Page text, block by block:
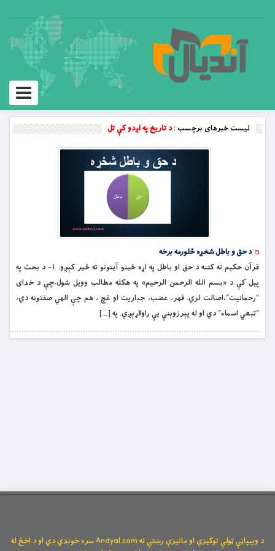
Toggle
لیست خبرهای برچسب :د تاریخ په اږدو کې تل
د حق و باطل شخړه څلورمه برخه
قرآن حکيم ته کتنه د حق او باطل په اړه ځینو آیتونو ته ځیر کېږو: ۱- د بحث په
پیل کې د «بسم الله الرحمن الرحیم» په هکله مطالب وويل شول،چې د خدای
“رحمانیت”،اصالت لري. قهر، عضب، جباریت او غچ ، هم چې الهي صفتونه دي،
“تبعي اسماء” دي او له پېرزوېنې يې راولاړېږي. په […]
د وېبپاڼې ټولې توکیزې او مانیزې رښتې له Andyal.com سره خوندي دي او د اخځ له